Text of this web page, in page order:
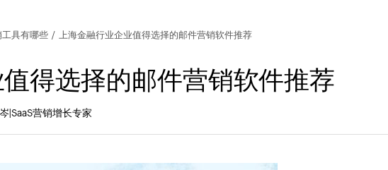
工具有哪些 / 上海金融行业企业值得选择的邮件营销软件推荐
值得选择的邮件营销软件推荐
|SaaS营销增长专家